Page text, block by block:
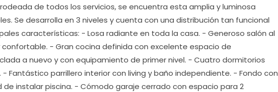
de todos los servicios, se encuentra esta amplia y luminosa
Se desarrolla en 3 niveles y cuenta con una distribución tan funcional
características: - Losa radiante en toda la casa. - Generoso salón al
confortable. - Gran cocina definida con excelente espacio de
a nuevo y con equipamiento de primer nivel. - Cuatro dormitorios
Fantástico parrillero interior con living y baño independiente. - Fondo con
de instalar piscina. - Cómodo garaje cerrado con espacio para 2